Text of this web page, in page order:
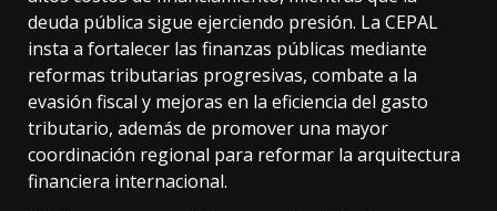
deuda pública sigue ejerciendo presión. La CEPAL
insta a fortalecer las finanzas públicas mediante
reformas tributarias progresivas, combate a la
evasión fiscal y mejoras en la eficiencia del gasto
tributario, además de promover una mayor
coordinación regional para reformar la arquitectura
financiera internacional.